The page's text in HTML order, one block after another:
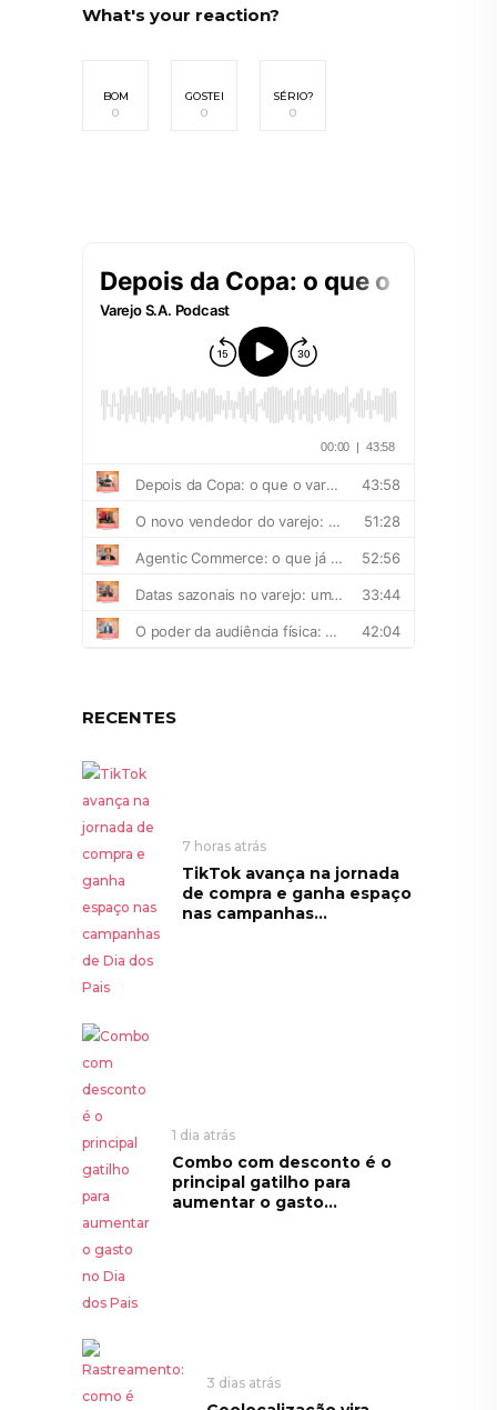
What's your reaction?
BOM
0
GOSTEI
0
SÉRIO?
0
RECENTES
7 horas atrás
TikTok avança na jornada
de compra e ganha espaço
nas campanhas...
1 dia atrás
Combo com desconto é o
principal gatilho para
aumentar o gasto...
3 dias atrás